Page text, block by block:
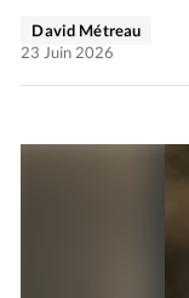
David Métreau
23 Juin 2026